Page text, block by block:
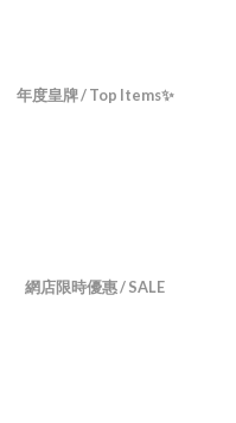
年度皇牌 / Top Items✨
網店限時優惠 / SALE